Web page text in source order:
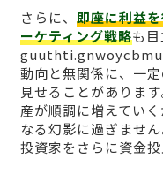
さらに、 即座に利益
ーケティング戦略も目
動向と無関係に、一
見せることがありま
産が順調に増えてい
なる幻影に過ぎませ
投資家をさらに資金